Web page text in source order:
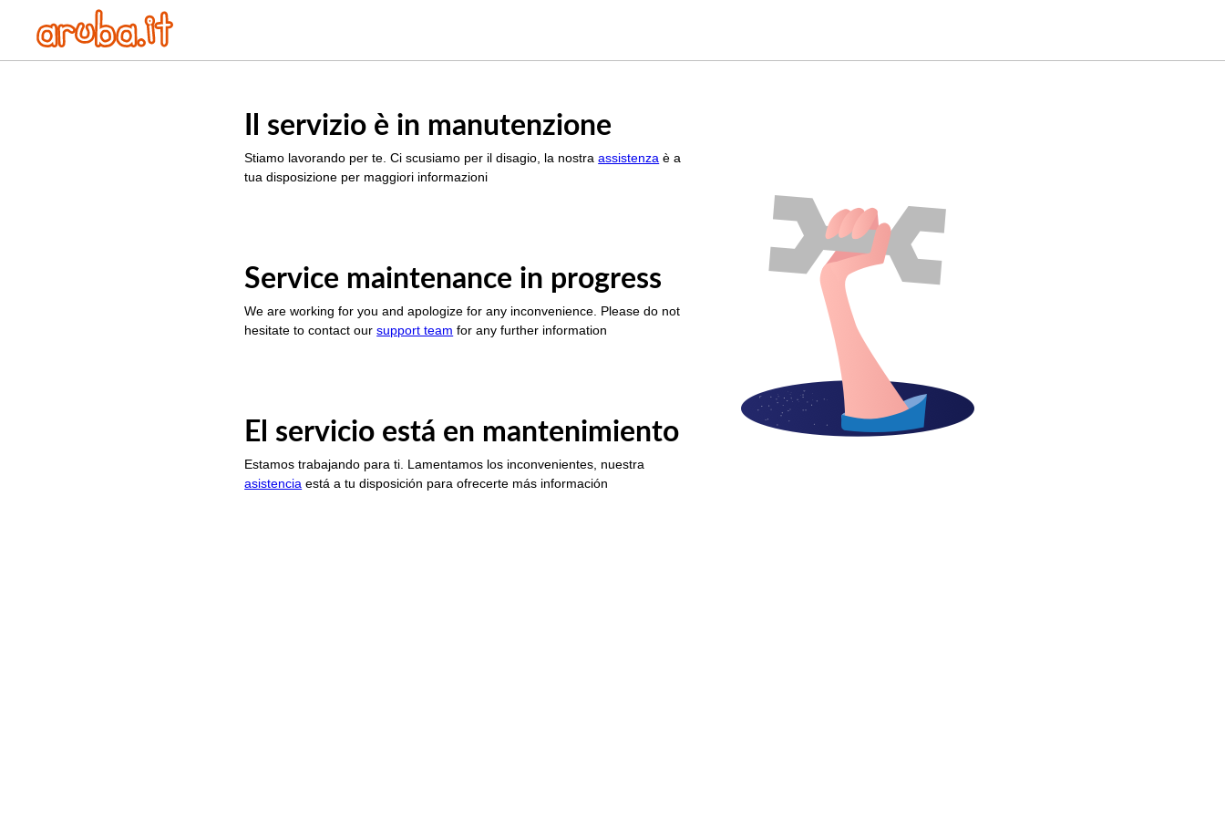
Il servizio è in manutenzione
Stiamo lavorando per te. Ci scusiamo per il disagio, la nostraassistenza è a
tua disposizione per maggiori informazioni
Service maintenance in progress
We are working for you and apologize for any inconvenience. Please do not
hesitate to contact oursupport team for any further information
El servicio está en mantenimiento
Estamos trabajando para ti. Lamentamos los inconvenientes, nuestra
asistencia está a tu disposición para ofrecerte más información